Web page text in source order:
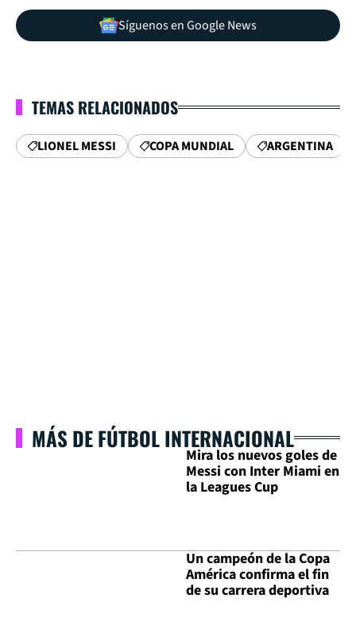
Síguenos en Google News
TEMAS RELACIONADOS
LIONEL MESSI COPA MUNDIAL ARGENTINA
MÁS DE FÚTBOL INTERNACIONAL
Mira los nuevos goles de
Messi con Inter Miami en
la Leagues Cup
Un campeón de la Copa
América confirma el fin
de su carrera deportiva